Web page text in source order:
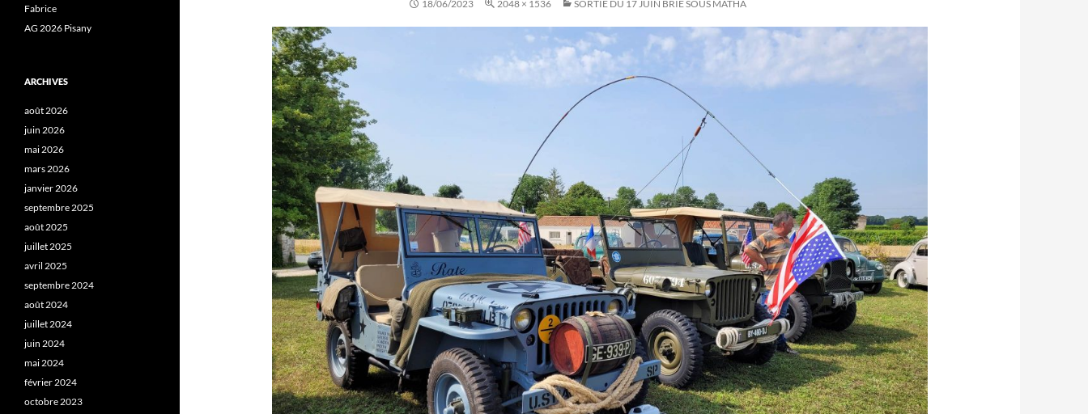
18/06/2023 2048 × 1536 SORTIE DU 17 JUIN BRIE SOUS MATHA
Fabrice
AG 2026 Pisany
ARCHIVES
août 2026
juin 2026
mai 2026
mars 2026
janvier 2026
septembre 2025
août 2025
juillet 2025
avril 2025
septembre 2024
août 2024
juillet 2024
juin 2024
mai 2024
février 2024
octobre 2023